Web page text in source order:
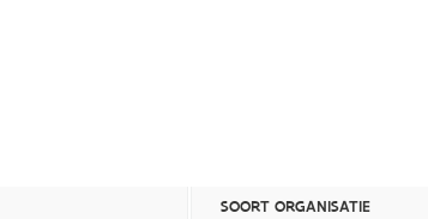
SOORT ORGANISATIE